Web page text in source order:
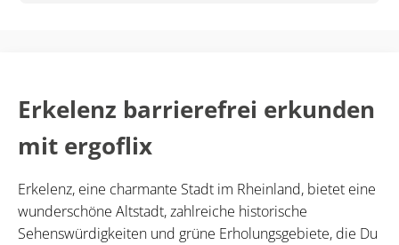
Erkelenz barrierefrei erkunden
mit ergoflix
Erkelenz, eine charmante Stadt im Rheinland, bietet eine
wunderschöne Altstadt, zahlreiche historische
Sehenswürdigkeiten und grüne Erholungsgebiete, die Du